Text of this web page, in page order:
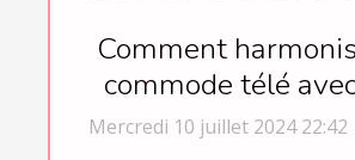
Comment
commode télé
décoration
Mercredi 10 juillet 2024 22:42